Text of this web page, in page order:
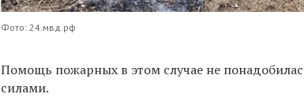
Фото: 24.мвд.рф
Помощь пожарных в этом случае не
силами.